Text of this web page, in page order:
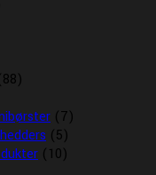
(7)
(5)
(10)